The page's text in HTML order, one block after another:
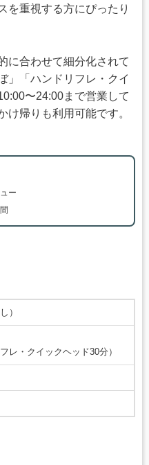
を重視する方にぴったり
に合わせて細分化されて
」「ハンドリフレ・クイ
〜24:00まで営業して
け帰りも利用可能です。
ー
）
レ・クイックヘッド30分）